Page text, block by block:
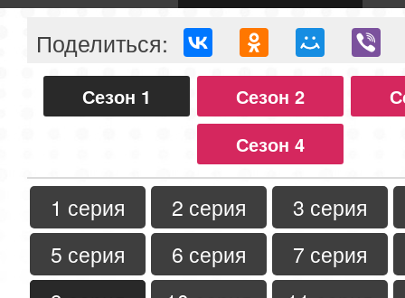
Поделиться:
Сезон 1 Сезон 2
Сезон 4
1 серия 2 серия
3 серия
5 серия
6 серия
7 серия